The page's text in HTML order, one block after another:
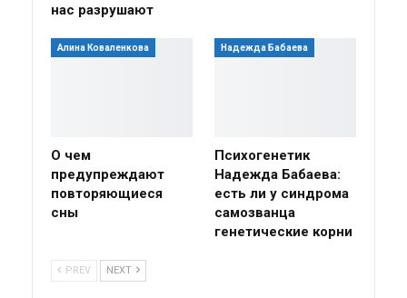
нас разрушают
Алина Коваленкова
О чем
предупреждают
повторяющиеся
сны
Надежда Бабаева
Психогенетик
Надежда Бабаева:
есть ли у синдрома
самозванца
генетические корни
PREV NEXT